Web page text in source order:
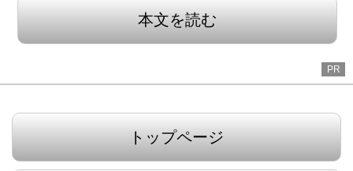
本文を読む
PR
トップページ